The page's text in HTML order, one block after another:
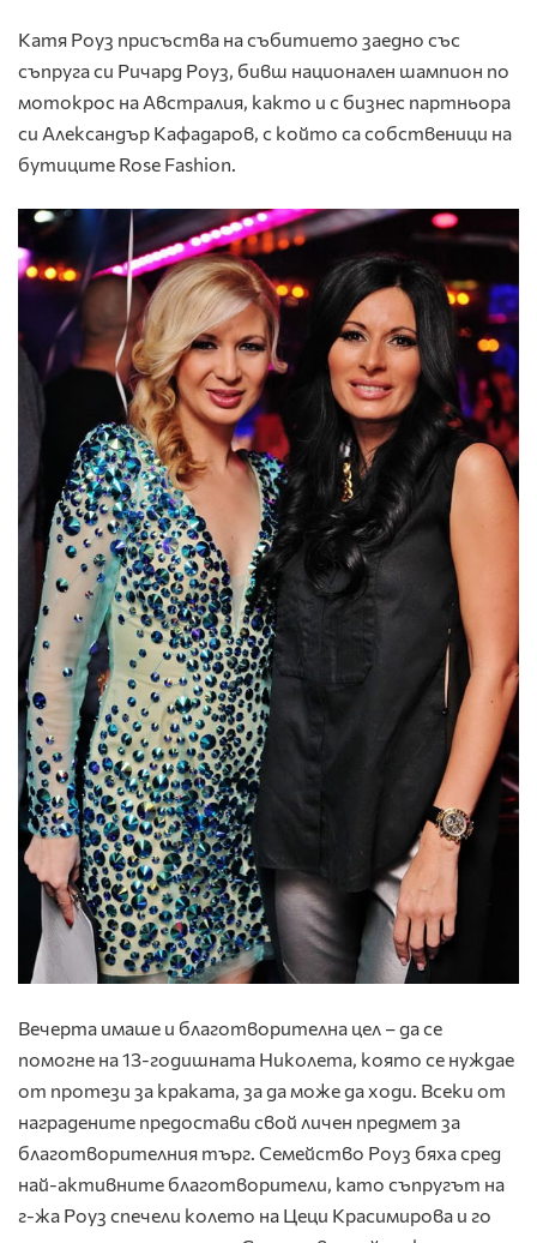
Катя Роуз присъства на събитието заедно със
съпруга си Ричард Роуз, бивш национален шампион по
мотокрос на Австралия, както и с бизнес партньора
си Александър Кафадаров, с който са собственици на
бутиците Rose Fashion.
Вечерта имаше и благотворителна цел – да се
помогне на 13-годишната Николета, която се нуждае
от протези за краката, за да може да ходи. Всеки от
наградените предостави свой личен предмет за
благотворителния търг. Семейство Роуз бяха сред
най-активните благотворители, като съпругът на
г-жа Роуз спечели колето на Цеци Красимирова и го